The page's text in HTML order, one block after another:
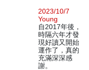
2023/10/7
Young
自2017年後，
時隔六年才發
現好讀又開始
運作了，真的
充滿深深感
謝。